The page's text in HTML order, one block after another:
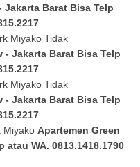
Jakarta Barat Bisa Telp
Miyako Tidak
- Jakarta Barat Bisa Telp
Miyako Tidak
- Jakarta Barat Bisa Telp
Miyako Apartemen Green
atau WA. 0813.1418.1790